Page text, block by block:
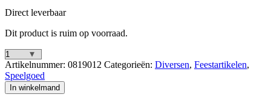
Direct leverbaar
Dit product is ruim op voorraad.
Stylex
Roltongen
5
Stuks
Artikelnummer: 0819012 Categorieën: Diversen, Feestartikelen,
Speelgoed
In winkelmand